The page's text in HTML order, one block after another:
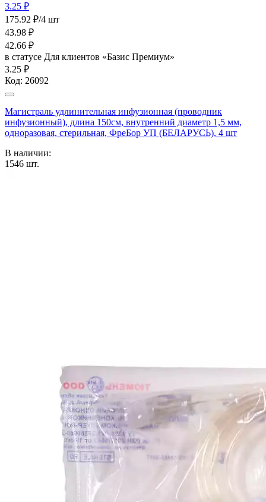
3.25 ₽
175.92 ₽/4 шт
43.98 ₽
42.66 ₽
в статусе Для клиентов «Базис Премиум»
3.25 ₽
Код: 26092
Магистраль удлинительная инфузионная (проводник
инфузионный), длина 150см, внутренний диаметр 1,5 мм,
одноразовая, стерильная, ФреБор УП (БЕЛАРУСЬ), 4 шт
В наличии:
1546 шт.